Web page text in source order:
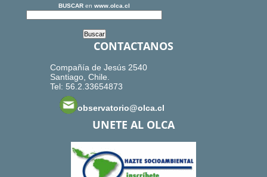
BUSCAR en www.olca.cl
CONTACTANOS
Compañía de Jesús 2540
Santiago, Chile.
Tel: 56.2.33654873
observatorio@olca.cl
UNETE AL OLCA